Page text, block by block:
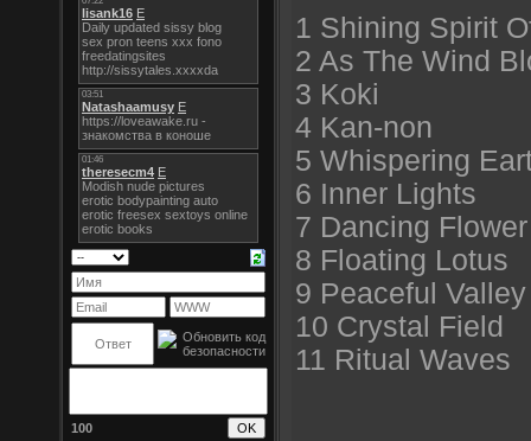
100
1 Shining Spirit
2 As The Wind
3 Koki
4 Kan-non
5 Whispering
6 Inner Lights
7 Dancing Flower
8 Floating Lotus
9 Peaceful Valley
10 Crystal Field
11 Ritual Waves